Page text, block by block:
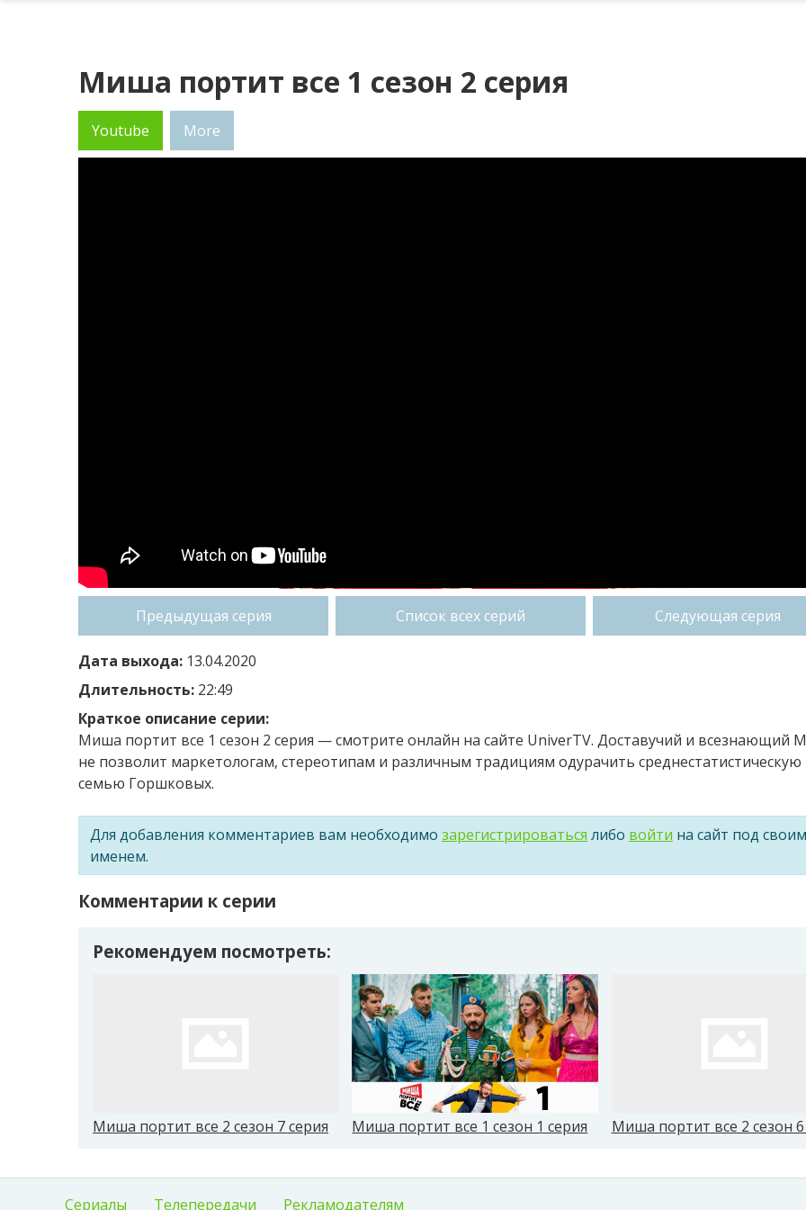
Миша портит все 1 сезон 2 серия
Youtube More
Предыдущая серия Список всех серий Следующая серия
Дата выхода: 13.04.2020
Длительность: 22:49
Краткое описание серии:
Миша портит все 1 сезон 2 серия — смотрите онлайн на сайте UniverTV. Доставучий и всезнающий
не позволит маркетологам, стереотипам и различным традициям одурачить среднестатистическую
семью Горшковых.
Для добавления комментариев вам необходимо зарегистрироваться либо войти на сайт под своим
именем.
Комментарии к серии
Рекомендуем посмотреть:
Миша портит все 2 сезон 7 серия Миша портит все 1 сезон 1 серия Миша портит все 2 сезон 6
Сериалы Телепередачи Рекламодателям